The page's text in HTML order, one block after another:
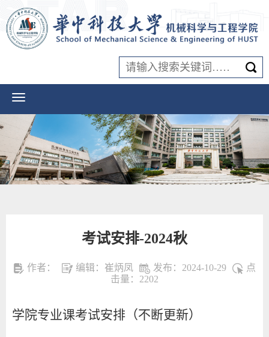
考试安排-2024秋
作者： 编辑：崔炳凤 发布：2024-10-29
点
击量： 2202
学院专业课考试安排（不断更新）